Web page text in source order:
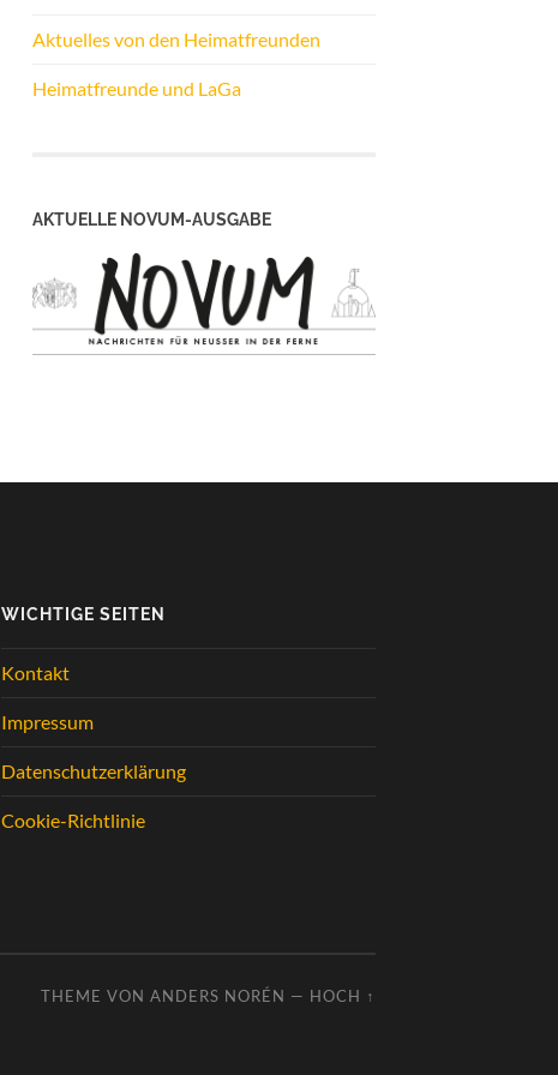
Aktuelles von den Heimatfreunden
Heimatfreunde und LaGa
AKTUELLE NOVUM-AUSGABE
WICHTIGE SEITEN
Kontakt
Impressum
Datenschutzerklärung
Cookie-Richtlinie
THEME VON ANDERS NORÉN — HOCH ↑